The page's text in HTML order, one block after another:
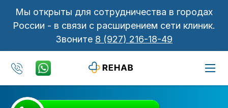
Мы открыты для сотрудничества в городах
России - в связи с расширением сети клиник.
Звоните 8 (927) 216-18-49